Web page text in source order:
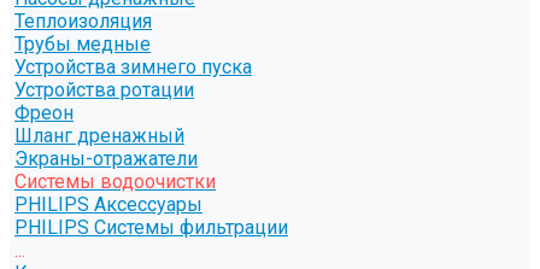
Теплоизоляция
Трубы медные
Устройства зимнего пуска
Устройства ротации
Фреон
Шланг дренажный
Экраны-отражатели
Системы водоочистки
PHILIPS Аксессуары
PHILIPS Системы фильтрации
...